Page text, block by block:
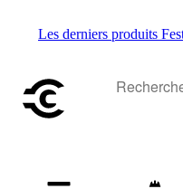
Les derniers produits